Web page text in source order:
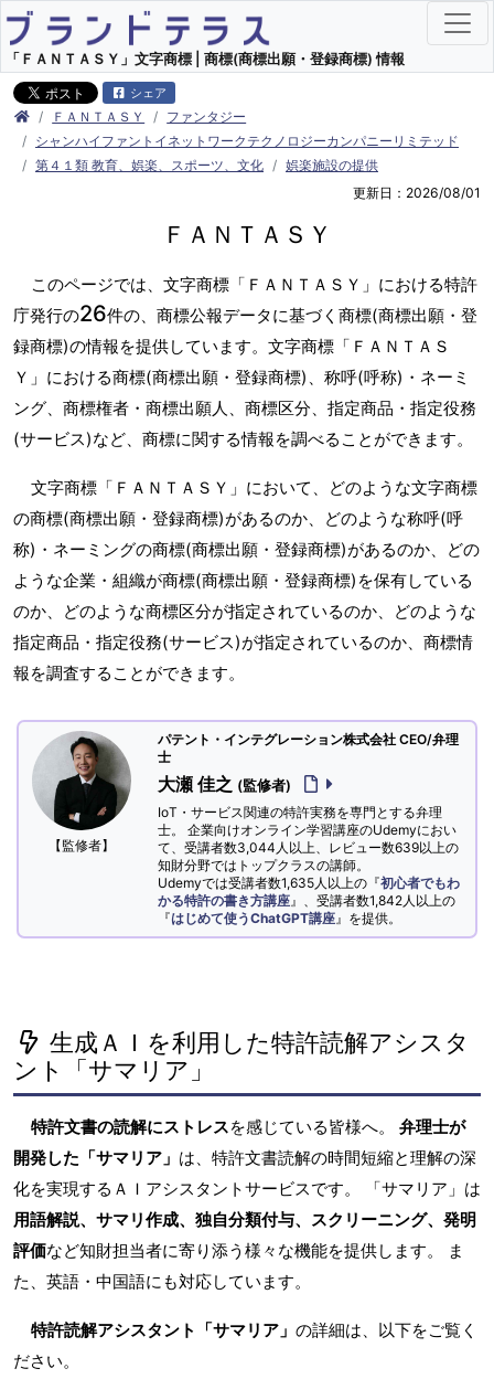
「ＦＡＮＴＡＳＹ」文字商標 | 商標(商標出願・登録商標) 情報
シェア
ＦＡＮＴＡＳＹ
ファンタジー
シャンハイファントイネットワークテクノロジーカンパニーリミテッド
第４１類 教育、娯楽、スポーツ、文化
娯楽施設の提供
更新日：2026/08/01
ＦＡＮＴＡＳＹ
このページでは、文字商標「ＦＡＮＴＡＳＹ」における特許
庁発行の26件の、商標公報データに基づく商標(商標出願・登
録商標)の情報を提供しています。文字商標「ＦＡＮＴＡＳ
Ｙ」における商標(商標出願・登録商標)、称呼(呼称)・ネーミ
ング、商標権者・商標出願人、商標区分、指定商品・指定役務
(サービス)など、商標に関する情報を調べることができます。
文字商標「ＦＡＮＴＡＳＹ」において、どのような文字商標
の商標(商標出願・登録商標)があるのか、どのような称呼(呼
称)・ネーミングの商標(商標出願・登録商標)があるのか、どの
ような企業・組織が商標(商標出願・登録商標)を保有している
のか、どのような商標区分が指定されているのか、どのような
指定商品・指定役務(サービス)が指定されているのか、商標情
報を調査することができます。
【監修者】
パテント・インテグレーション株式会社 CEO/弁理
士
大瀬 佳之 (監修者)
IoT・サービス関連の特許実務を専門とする弁理
士。 企業向けオンライン学習講座のUdemyにおい
て、受講者数3,044人以上、レビュー数639以上の
知財分野ではトップクラスの講師。
Udemyでは受講者数1,635人以上の『初心者でもわ
かる特許の書き方講座 』、受講者数1,842人以上の
『はじめて使うChatGPT講座 』を提供。
生成ＡＩを利用した特許読解アシスタ
ント「サマリア」
特許文書の読解にストレスを感じている皆様へ。 弁理士が
開発した「サマリア」 は、特許文書読解の時間短縮と理解の深
化を実現するＡＩアシスタントサービスです。 「サマリア」は
用語解説、サマリ作成、独自分類付与、スクリーニング、発明
評価など知財担当者に寄り添う様々な機能を提供します。 ま
た、英語・中国語にも対応しています。
特許読解アシスタント「サマリア」 の詳細は、以下をご覧く
ださい。